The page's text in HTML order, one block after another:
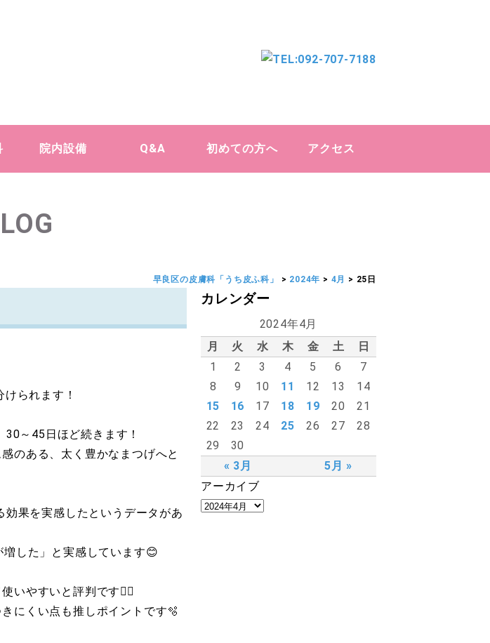
院内設備 Q&A 初めての方へ アクセス
早良区の皮膚科「うち皮ふ科」 > 2024年 > 4月 > 25日
られます！
～45日ほど続きます！
のある、太く豊かなまつげへと
果を実感したというデータがあ
した」と実感しています😊
いやすいと評判です👍🏻
にくい点も推しポイントです🫧
カレンダー
2024年4月
月
火 水 木 金 土 日
« 3月 5月 »
1 2 3 4 5 6
7
8
9 10 11 12 13
14
15
16 17 18 19 20
21
22
23 24 25 26 27
28
29
30
アーカイブ